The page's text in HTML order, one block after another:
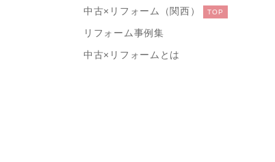
中古×リフォーム（関西） TOP
リフォーム事例集
中古×リフォームとは